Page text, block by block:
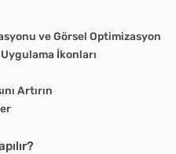
ve Görsel Optimizasyon
İkonları
Artırın